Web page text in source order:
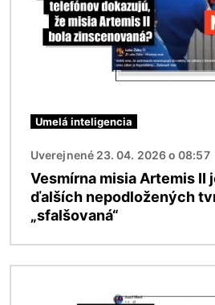
Umelá inteligencia
Uverejnené 23. 04. 2026 o 08:57
Vesmírna misia Artemis II
ďalších nepodložených
„sfalšovaná“